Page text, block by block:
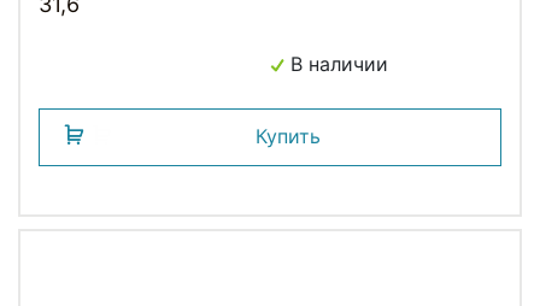
В наличии
Купить